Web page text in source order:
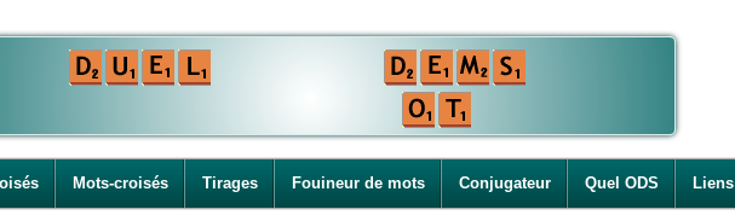
Mots-croisés Tirages Fouineur de mots Conjugateur Quel ODS Liens